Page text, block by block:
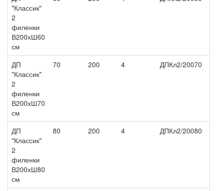
"Классик"
2
филенки
В200хШ60
см
ДП
"Классик"
2
филенки
В200хШ70
см
70 200 4 ДПКл2/20070
ДП
"Классик"
2
филенки
В200хШ80
см
80 200 4 ДПКл2/20080